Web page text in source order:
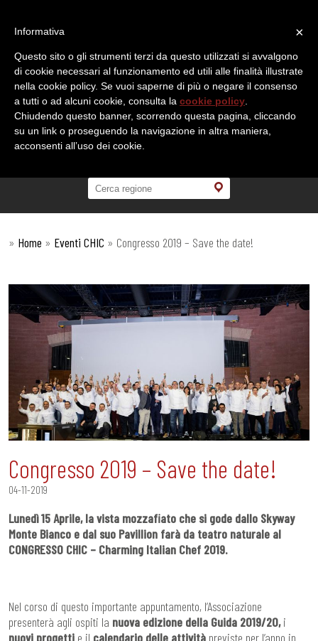
» Home » Eventi CHIC » Congresso 2019 – Save the date!
Congresso 2019 – Save the date!
04-11-2019
Lunedì 15 Aprile, la vista mozzafiato che si gode dallo Skyway
Monte Bianco e dal suo Pavillion farà da teatro naturale al
CONGRESSO CHIC – Charming Italian Chef 2019.
Nel corso di questo importante appuntamento, l’Associazione
presenterà agli ospiti la nuova edizione della Guida 2019/20,i
nuovi progetti e il calendario delle attività previste per l’anno in
×
Informativa
Questo sito o gli strumenti terzi da questo utilizzati si avvalgono
di cookie necessari al funzionamento ed utili alle finalità illustrate
nella cookie policy. Se vuoi saperne di più o negare il consenso
a tutti o ad alcuni cookie, consulta la cookie policy
Chiudendo questo banner, scorrendo questa pagina, cliccando
su un link o proseguendo la navigazione in altra maniera,
acconsenti all’uso dei cookie.